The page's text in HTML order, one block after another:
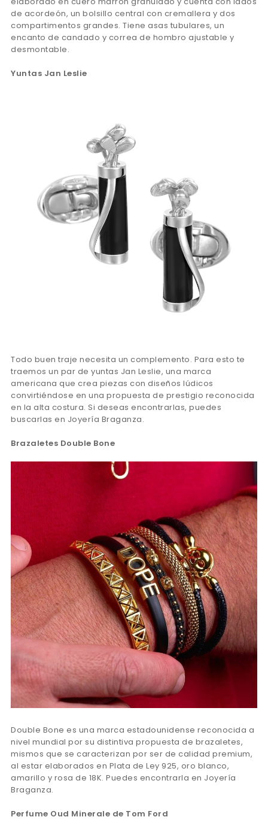
de acordeón, un bolsillo central con cremallera y dos
compartimentos grandes. Tiene asas tubulares, un
encanto de candado y correa de hombro ajustable y
desmontable.
Yuntas Jan Leslie
Todo buen traje necesita un complemento. Para esto te
traemos un par de yuntas Jan Leslie, una marca
americana que crea piezas con diseños lúdicos
convirtiéndose en una propuesta de prestigio reconocida
en la alta costura. Si deseas encontrarlas, puedes
buscarlas en Joyería Braganza.
Brazaletes Double Bone
Double Bone es una marca estadounidense reconocida a
nivel mundial por su distintiva propuesta de brazaletes,
mismos que se caracterizan por ser de calidad premium,
al estar elaborados en Plata de Ley 925, oro blanco,
amarillo y rosa de 18K. Puedes encontrarla en Joyería
Braganza.
Perfume Oud Minerale de Tom Ford